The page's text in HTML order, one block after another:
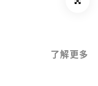
了解更多